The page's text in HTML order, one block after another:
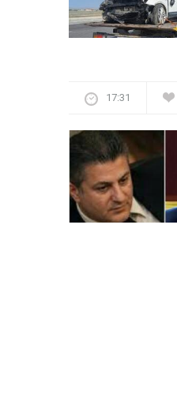
17:31